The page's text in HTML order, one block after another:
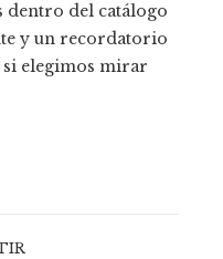
dentro del catálogo
y un recordatorio
si elegimos mirar